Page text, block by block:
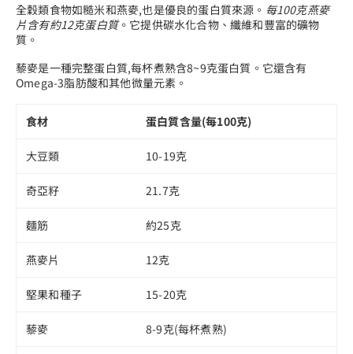
全穀類食物如糙米和燕麥,也是優良的蛋白質來源。 每100克燕麥
片含有約12克蛋白質。它提供碳水化合物、纖維和豐富的礦物
質。
藜麥是一種完整蛋白質,每杯煮熟含8~9克蛋白質。它還含有
Omega-3脂肪酸和其他微量元素。
食材 蛋白質含量(每100克)
大豆類 10-19克
奇亞籽 21.7克
麵筋 約25克
燕麥片 12克
堅果和種子 15-20克
藜麥 8-9克(每杯煮熟)